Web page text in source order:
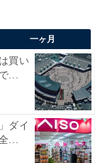
一ヶ月
買い
...
ダイ
...